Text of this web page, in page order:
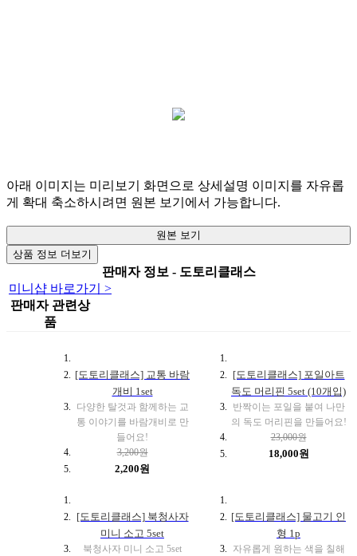
아래 이미지는 미리보기 화면으로 상세설명 이미지를 자유롭
게 확대 축소하시려면 원본 보기에서 가능합니다.
원본 보기
상품 정보 더보기
판매자 정보 - 도토리클래스
미니샵 바로가기 >
판매자 관련상
품
[도토리클래스] 교통 바람
개비 1set
다양한 탈것과 함께하는 교
통 이야기를 바람개비로 만
들어요!
3,200원
2,200원
[도토리클래스] 포일아트
독도 머리핀 5set (10개입)
반짝이는 포일을 붙여 나만
의 독도 머리핀을 만들어요!
23,000원
18,000원
[도토리클래스] 북청사자
미니 소고 5set
북청사자 미니 소고 5set
[도토리클래스] 물고기 인
형 1p
자유롭게 원하는 색을 칠해